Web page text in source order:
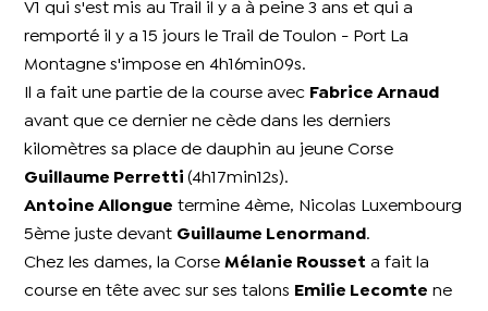
V1 qui s'est mis au Trail il y a à peine 3 ans et qui a
remporté il y a 15 jours le Trail de Toulon - Port La
Montagne s'impose en 4h16min09s.
Il a fait une partie de la course avec Fabrice Arnaud
avant que ce dernier ne cède dans les derniers
kilomètres sa place de dauphin au jeune Corse
Guillaume Perretti(4h17min12s).
Antoine Allongue termine 4ème, Nicolas Luxembourg
5ème juste devant Guillaume Lenormand .
Chez les dames, la CorseMélanie Rousset a fait la
course en tête avec sur ses talons
Emilie Lecomte ne